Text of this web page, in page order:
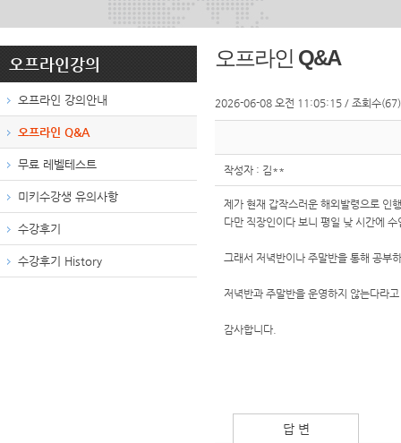
오프라인강의
오프라인 강의안내
오프라인 Q&A
무료 레벨테스트
미키수강생 유의사항
수강후기
수강후기 History
오프라인 Q&A
2026-06-08 오전 11:05:15 / 조회수(67)
작성자 : 김**
제가 현재 갑작스러운 해외발령으로 인
다만 직장인이다 보니 평일 낮 시간에
그래서 저녁반이나 주말반을 통해 공부
저녁반과 주말반을 운영하지 않는다라
감사합니다.
답 변